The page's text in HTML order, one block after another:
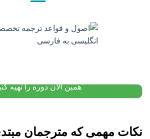
پکیج آموزش زبان اسپانیایی: از مبتدی
همین الان دوره را تهیه
نکات مهمی که مترجمان مبتدی